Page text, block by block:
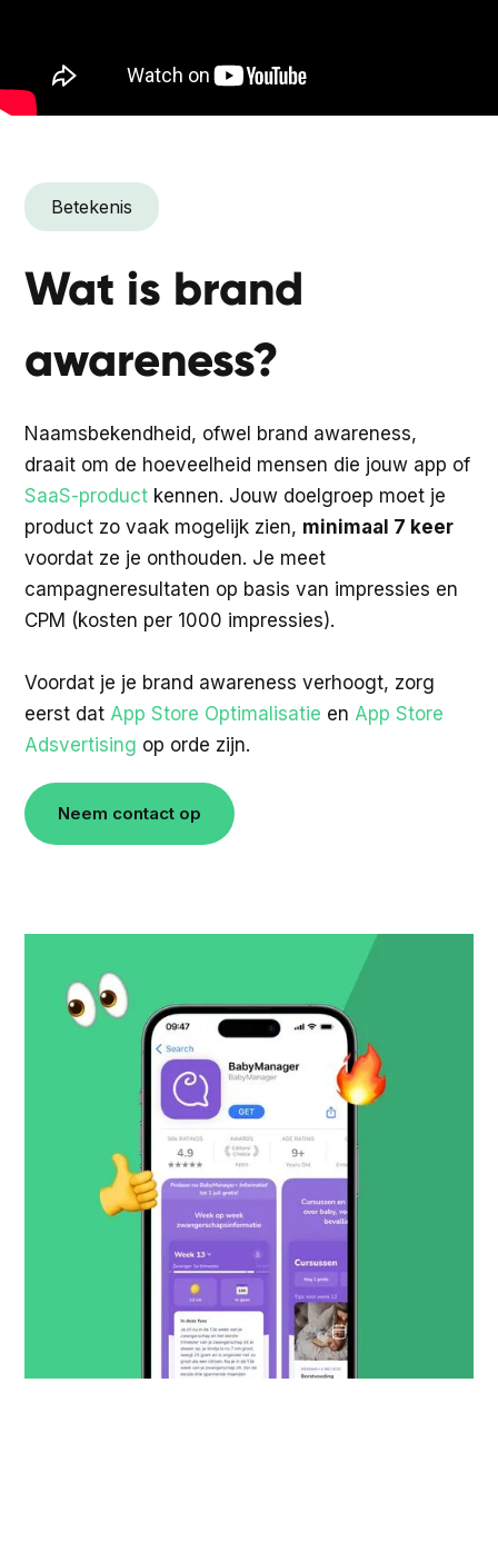
Betekenis
Wat is brand
awareness?
Naamsbekendheid, ofwel brand awareness,
draait om de hoeveelheid mensen die jouw app of
SaaS-product kennen. Jouw doelgroep moet je
product zo vaak mogelijk zien, minimaal 7 keer
voordat ze je onthouden. Je meet
campagneresultaten op basis van impressies en
CPM (kosten per 1000 impressies).
Voordat je je brand awareness verhoogt, zorg
eerst dat App Store Optimalisatie en App Store
Adsvertising op orde zijn.
Neem contact op